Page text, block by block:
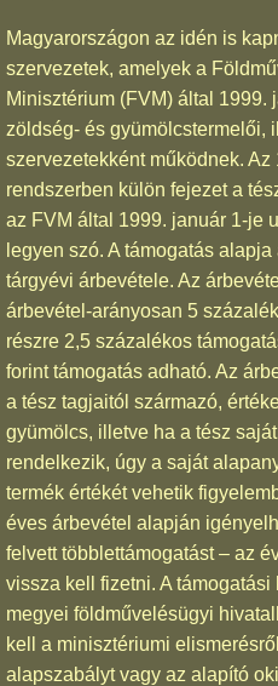
Magyarországon az idén is
szervezetek, amelyek a
Minisztérium (FVM) által 1999.
zöldség- és gyümölcstermelői,
szervezetekként működnek.
rendszerben külön fejezet a
az FVM által 1999. január 1-je
legyen szó. A támogatás
tárgyévi árbevétele. Az
árbevétel-arányosan 5
részre 2,5 százalékos
forint támogatás adható. Az
a tész tagjaitól származó,
gyümölcs, illetve ha a tész
rendelkezik, úgy a saját
termék értékét vehetik
éves árbevétel alapján
felvett többlettámogatást – az
vissza kell fizetni. A
megyei földművelésügyi
kell a minisztériumi
alapszabályt vagy az alapító